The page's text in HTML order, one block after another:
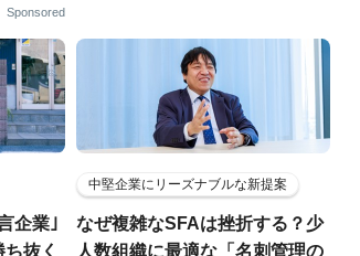
Sponsored
企業｣
抜く
中堅企業にリーズナブルな新提案
なぜ複雑なSFAは挫折する？少
人数組織に最適な「名刺管理の